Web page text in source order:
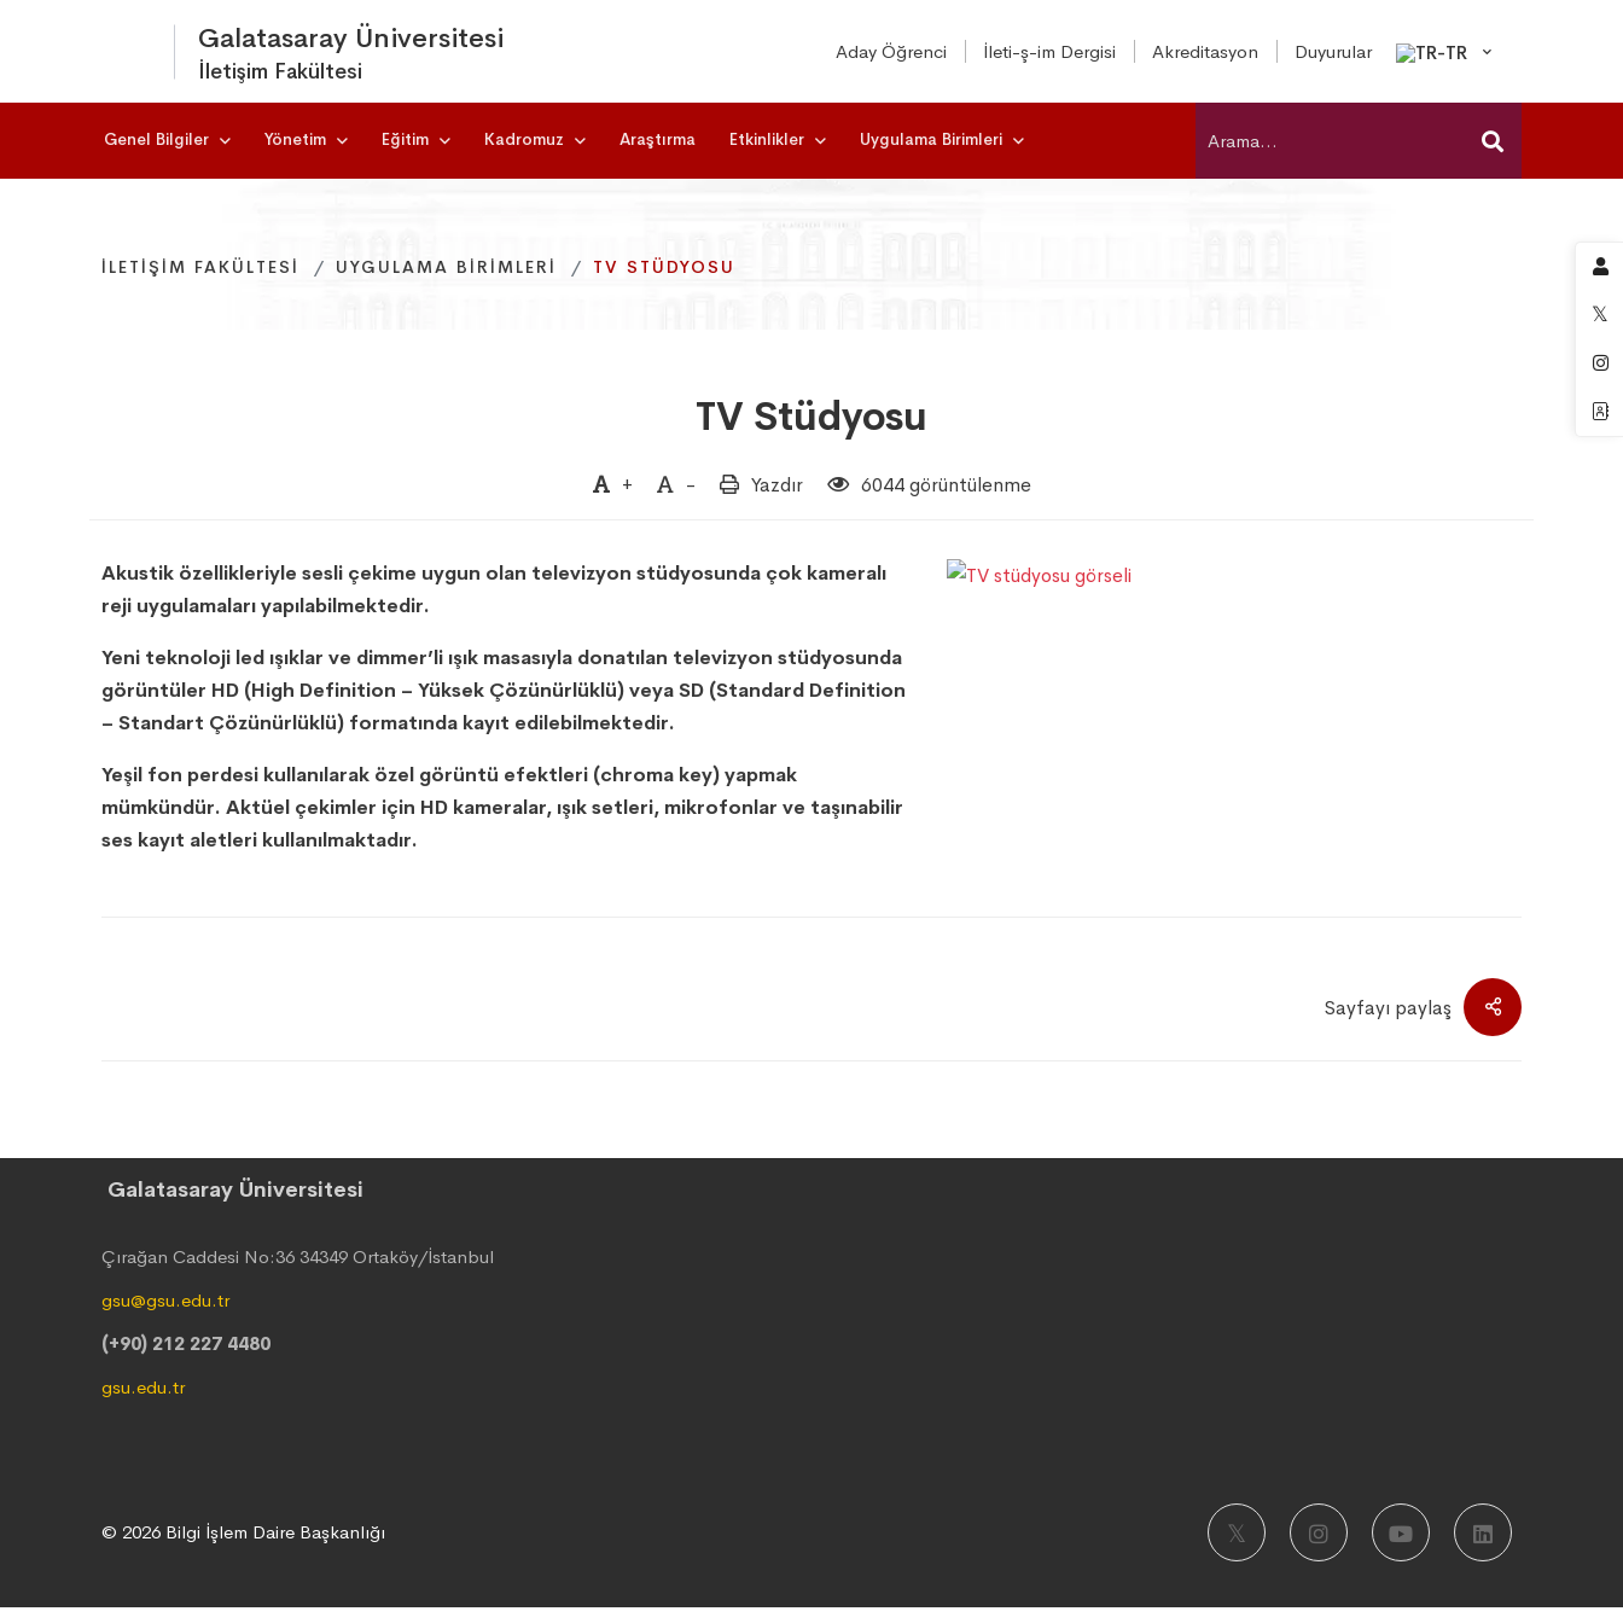
Galatasaray Üniversitesi
İletişim Fakültesi
Aday Öğrenci İleti-ş-im Dergisi Akreditasyon Duyurular
Genel Bilgiler Yönetim Eğitim Kadromuz Araştırma Etkinlikler Uygulama Birimleri
İLETIŞIM FAKÜLTESI UYGULAMA BIRIMLERI TV STÜDYOSU
İLETIŞIM FAKÜLTESI UYGULAMA BIRIMLERI TV STÜDYOSU
İLETIŞIM FAKÜLTESI UYGULAMA BIRIMLERI TV STÜDYOSU
TV Stüdyosu
+ - Yazdır 6044 görüntülenme
Akustik özellikleriyle sesli çekime uygun olan televizyon stüdyosunda çok kameralı
reji uygulamaları yapılabilmektedir.
Yeni teknoloji led ışıklar ve dimmer’li ışık masasıyla donatılan televizyon stüdyosunda
görüntüler HD (High Definition – Yüksek Çözünürlüklü) veya SD (Standard Definition
– Standart Çözünürlüklü) formatında kayıt edilebilmektedir.
Yeşil fon perdesi kullanılarak özel görüntü efektleri (chroma key) yapmak
mümkündür. Aktüel çekimler için HD kameralar, ışık setleri, mikrofonlar ve taşınabilir
ses kayıt aletleri kullanılmaktadır.
Sayfayı paylaş
Galatasaray Üniversitesi
Çırağan Caddesi No:36 34349 Ortaköy/İstanbul
gsu@gsu.edu.tr
(+90) 212 227 4480
gsu.edu.tr
© 2026 Bilgi İşlem Daire Başkanlığı